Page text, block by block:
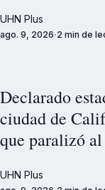
UHN Plus
ago. 9, 2026 2 min de
Declarado
ciudad de
que paralizó
UHN Plus